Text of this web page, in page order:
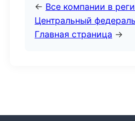
← Все компании в
Центральный
Главная страница →